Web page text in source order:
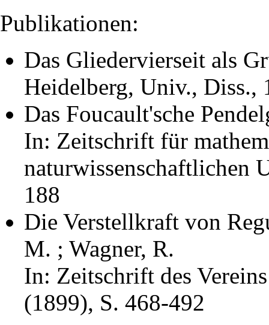
Publikationen:
Das Gliedervierseit als
Heidelberg, Univ., Diss.,
Das Foucault'sche
In: Zeitschrift für
naturwissenschaftlichen
188
Die Verstellkraft von
M. ; Wagner, R.
In: Zeitschrift des
(1899), S. 468-492